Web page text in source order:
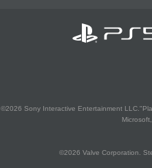
©2026 Sony Interactive Entertainment
©2026 Valve Corporation.